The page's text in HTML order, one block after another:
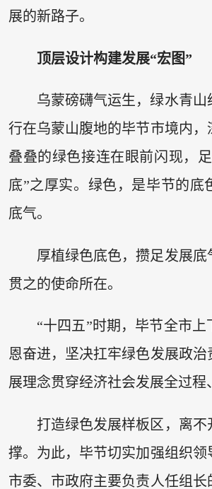
展的新路子。
顶层设计构建发展“宏图”
乌蒙磅礴气运生，绿水青山
行在乌蒙山腹地的毕节市境内，
叠叠的绿色接连在眼前闪现，
底”之厚实。绿色，是毕节的底
底气。
厚植绿色底色，攒足发展底
贯之的使命所在。
“十四五”时期，毕节全市
恩奋进，坚决扛牢绿色发展政治
展理念贯穿经济社会发展全过程
打造绿色发展样板区，离不
撑。为此，毕节切实加强组织领
市委、市政府主要负责人任组长